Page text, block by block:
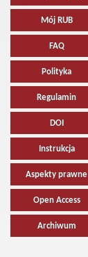
Mój RUB
FAQ
Polityka
Regulamin
DOI
Instrukcja
Aspekty prawne
Open Access
Archiwum